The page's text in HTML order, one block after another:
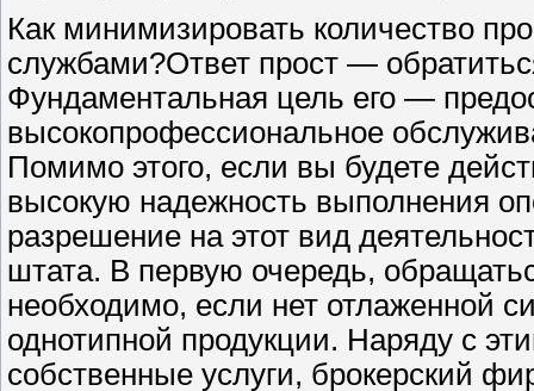
Как минимизировать количество
службами?Ответ прост —
Фундаментальная цель его —
высокопрофессиональное
Помимо этого, если вы будете
высокую надежность выполнения
разрешение на этот вид
штата. В первую очередь,
необходимо, если нет отлаженной
однотипной продукции. Наряду с
собственные услуги, брокерский